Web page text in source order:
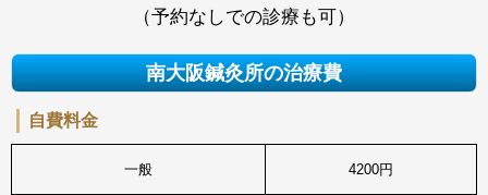
（予約なしでの診療も可）
南大阪鍼灸所の治療費
自費料金
一般 4200円